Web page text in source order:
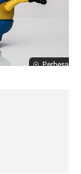
Perbesar